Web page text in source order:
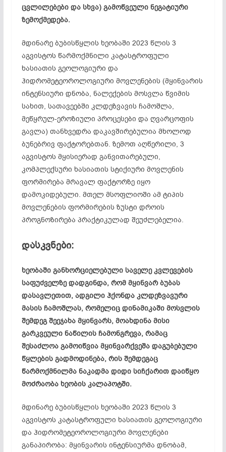
ცვლილებები და სხვა) გამოწვეული ნეგატიური
ზემოქმედება.
მდინარე ბუბისწყლის ხეობაში 2023 წლის 3
აგვისტოს წარმოქმნილი კატასტროფული
ხასიათის გეოლოგიური და
ჰიდრომეტეოროლოგიური მოვლენების (მყინვარის
ინტენსიური დნობა, ნალექების მოსვლა წვიმის
სახით, სათავეებში კლდეზვავის ჩამოშლა,
მეწყრულ-ეროზიული პროცესები და ღვარცოფის
გავლა) თანხვედრა დაკავშირებულია მხოლოდ
ბუნებრივ ფაქტორებთან. ზემოთ აღწერილი, 3
აგვისტოს მყისიერად განვითარებული,
კომპლექსური ხასიათის სტიქიური მოვლენის
ფორმირება მრავალ ფაქტორზე იყო
დამოკიდებული. მთელ მსოფლიოში ამ ტიპის
მოვლენების ფორმირების ზუსტი დროის
პროგნოზირება პრაქტიკულად შეუძლებელია.
დასკვნები:
ხეობაში განხორციელებული საველე კვლევების
საფუძველზე დადგინდა, რომ მყინვარ ბუბას
დასავლეთით, ადგილი ჰქონდა კლდეზვავური
მასის ჩამოშლას, რომელიც დინამიკაში მოსვლის
შემდეგ შეეჯახა მყინვარს, მოახდინა მისი
გარკვეული ნაწილის ჩამონგრევა, რამაც
შესაძლოა გამოიწვია მყინვარქვეშა დაგუბებული
წყლების გადმოდინება, რის შემდეგაც
წარმოქმნილმა ნაკადმა დიდი სიჩქარით დაიწყო
მოძრაობა ხეობის კალაპოტში.
მდინარე ბუბისწყლის ხეობაში 2023 წლის 3
აგვისტოს კატასტროფული ხასიათის გეოლოგიური
და ჰიდრომეტეოროლოგიური მოვლენები
განაპირობა: მყინვარის ინტენსიურმა დნობამ,